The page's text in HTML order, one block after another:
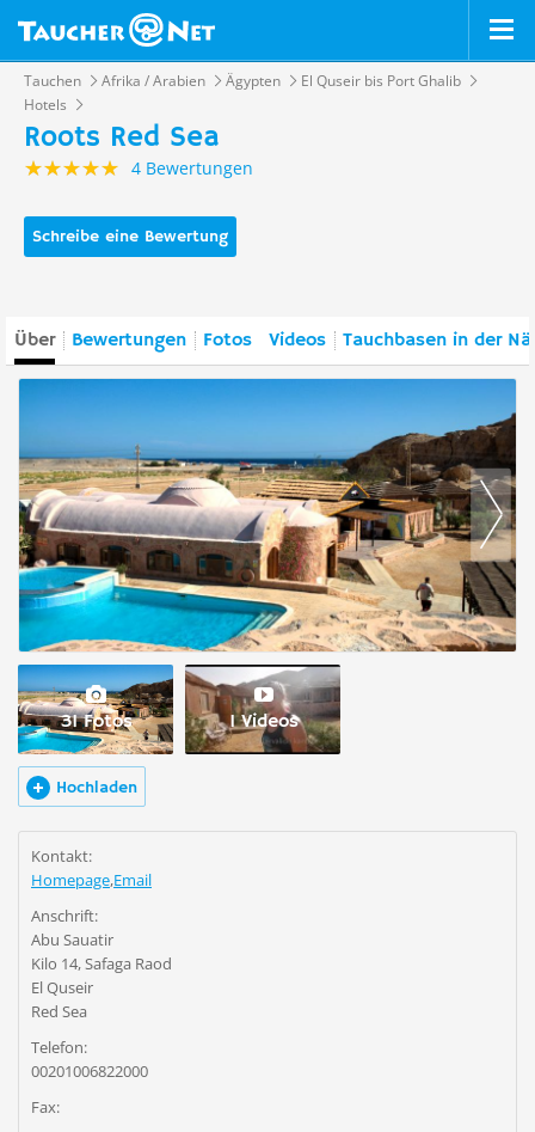
Tauchen Afrika / Arabien Ägypten
El Quseir bis Port Ghalib
Hotels
Roots Red Sea
4 Bewertungen
Schreibe eine Bewertung
Über Bewertungen Fotos Videos Tauchbasen in der
31 Fotos 1 Videos
Hochladen
Kontakt:
Homepage,Email
Anschrift:
Abu Sauatir
Kilo 14, Safaga Raod
El Quseir
Red Sea
Telefon:
00201006822000
Fax: